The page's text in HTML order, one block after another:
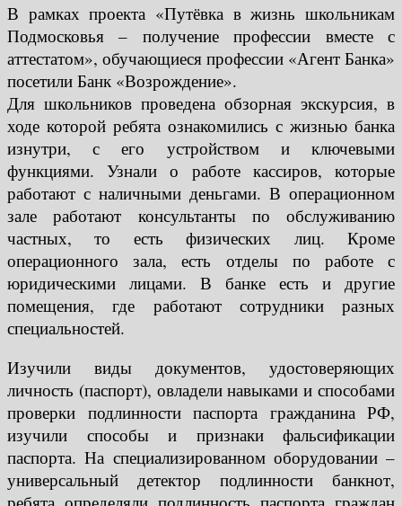
В рамках проекта «Путёвка в жизнь школьникам
Подмосковья – получение профессии вместе с
аттестатом», обучающиеся профессии «Агент Банка»
посетили Банк «Возрождение».
Для школьников проведена обзорная экскурсия, в
ходе которой ребята ознакомились с жизнью банка
изнутри, с его устройством и ключевыми
функциями. Узнали о работе кассиров, которые
работают с наличными деньгами. В операционном
зале работают консультанты по обслуживанию
частных, то есть физических лиц. Кроме
операционного зала, есть отделы по работе с
юридическими лицами. В банке есть и другие
помещения, где работают сотрудники разных
специальностей.
Изучили виды документов, удостоверяющих
личность (паспорт), овладели навыками и способами
проверки подлинности паспорта гражданина РФ,
изучили способы и признаки фальсификации
паспорта. На специализированном оборудовании –
универсальный детектор подлинности банкнот,